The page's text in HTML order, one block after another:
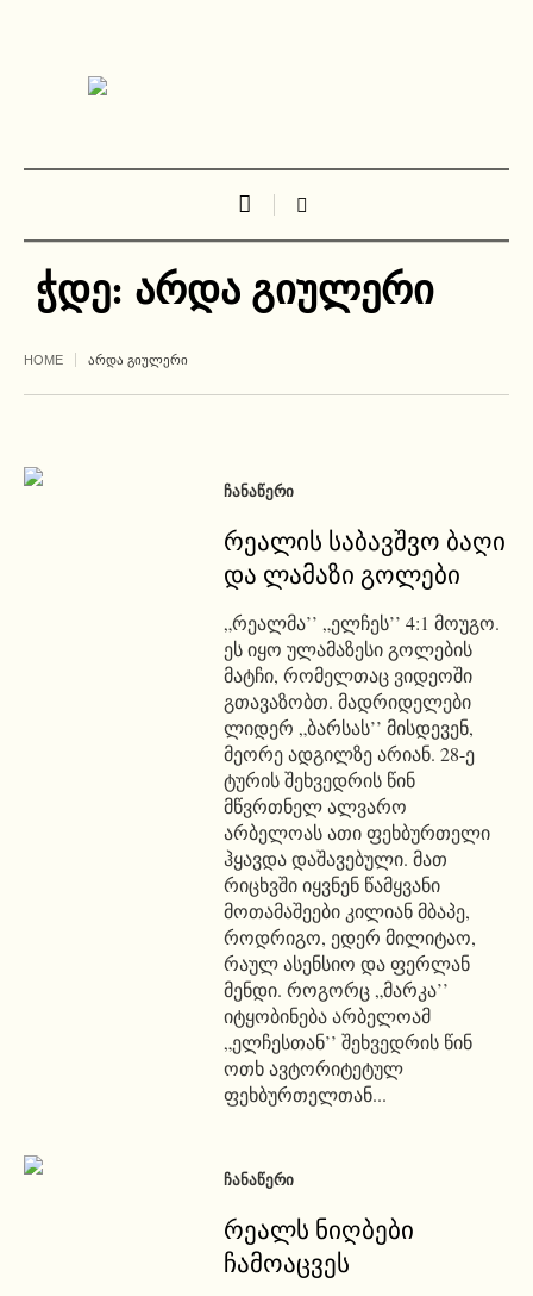
ჭდე: არდა გიულერი
HOME ᲐᲠᲓᲐ ᲒᲘᲣᲚᲔᲠᲘ
ᲩᲐᲜᲐᲬᲔᲠᲘ
რეალის საბავშვო ბაღი
და ლამაზი გოლები
„რეალმა’’ „ელჩეს’’ 4:1 მოუგო.
ეს იყო ულამაზესი გოლების
მატჩი, რომელთაც ვიდეოში
გთავაზობთ. მადრიდელები
ლიდერ „ბარსას’’ მისდევენ,
მეორე ადგილზე არიან. 28-ე
ტურის შეხვედრის წინ
მწვრთნელ ალვარო
არბელოას ათი ფეხბურთელი
ჰყავდა დაშავებული. მათ
რიცხვში იყვნენ წამყვანი
მოთამაშეები კილიან მბაპე,
როდრიგო, ედერ მილიტაო,
რაულ ასენსიო და ფერლან
მენდი. როგორც „მარკა’’
იტყობინება არბელოამ
„ელჩესთან’’ შეხვედრის წინ
ოთხ ავტორიტეტულ
ფეხბურთელთან...
ᲩᲐᲜᲐᲬᲔᲠᲘ
რეალს ნიღბები
ჩამოაცვეს